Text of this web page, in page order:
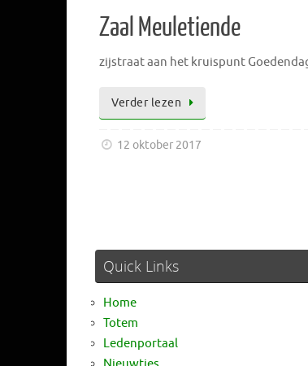
Zaal Meuletiende
zijstraat aan het kruispunt
Verder lezen
12 oktober 2017
Quick Links
Home
Totem
Ledenportaal